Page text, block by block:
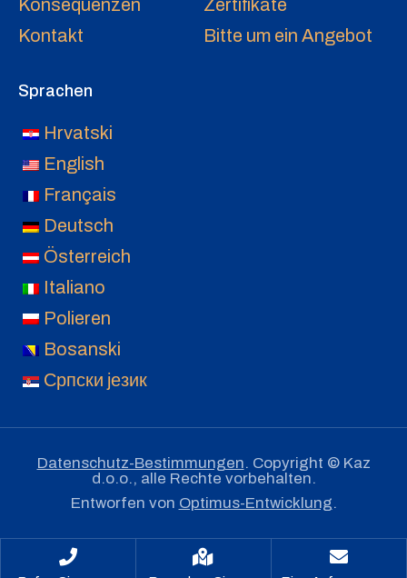
Konsequenzen
Kontakt
Zertifikate
Bitte um ein Angebot
Sprachen
Hrvatski
English
Français
Deutsch
Österreich
Italiano
Polieren
Bosanski
Српски језик
Datenschutz-Bestimmungen. Copyright © Kaz
d.o.o., alle Rechte vorbehalten.
Entworfen von Optimus-Entwicklung.